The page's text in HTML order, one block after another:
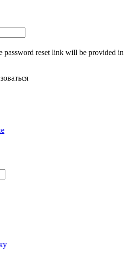
password reset link will be provided in